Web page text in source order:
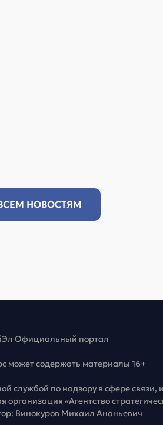
НОВОСТЯМ
Официальный портал
может содержать материалы 16+
службой по надзору в сфере
«Агентство
Винокуров Михаил Ананьевич